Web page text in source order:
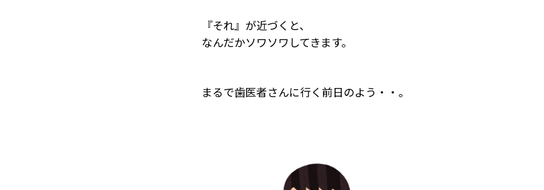
『それ』が近づくと、
なんだかソワソワしてきます。
まるで歯医者さんに行く前日のよう・・。